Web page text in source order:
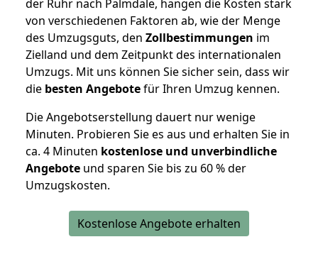
der Ruhr nach Palmdale, hängen die Kosten stark
von verschiedenen Faktoren ab, wie der Menge
des Umzugsguts, den Zollbestimmungen im
Zielland und dem Zeitpunkt des internationalen
Umzugs. Mit uns können Sie sicher sein, dass wir
die besten Angebotefür Ihren Umzug kennen.
Die Angebotserstellung dauert nur wenige
Minuten. Probieren Sie es aus und erhalten Sie in
ca. 4 Minuten kostenlose und unverbindliche
Angebote und sparen Sie bis zu 60 % der
Umzugskosten.
Kostenlose Angebote erhalten